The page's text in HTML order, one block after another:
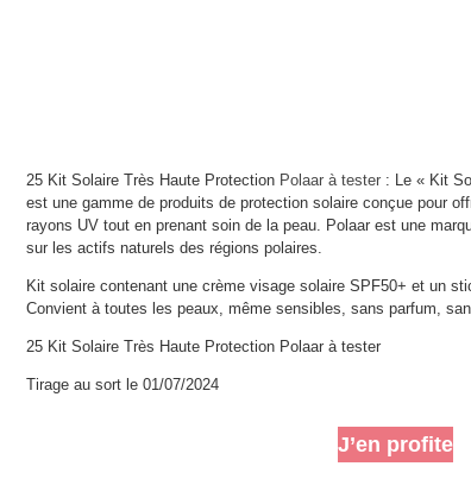
25 Kit Solaire Très Haute Protection Polaar à tester : Le « Kit
est une gamme de produits de protection solaire conçue pour
rayons UV tout en prenant soin de la peau. Polaar est une
sur les actifs naturels des régions polaires.
Kit solaire contenant une crème visage solaire SPF50+ et un
Convient à toutes les peaux, même sensibles, sans parfum,
25 Kit Solaire Très Haute Protection Polaar à tester
Tirage au sort le 01/07/2024
J’en profite